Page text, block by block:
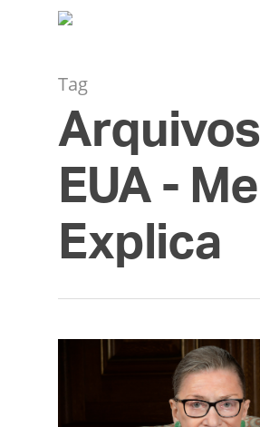
Hit enter to search or ESC to close
Tag
Arquivos
EUA - Me
Explica